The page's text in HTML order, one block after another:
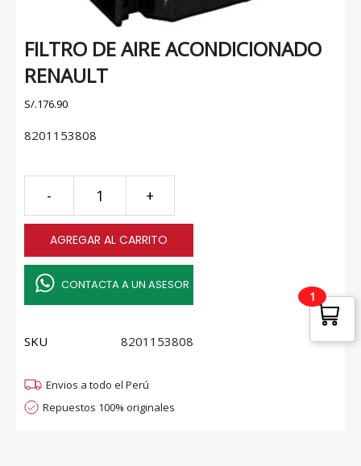
FILTRO DE AIRE ACONDICIONADO
RENAULT
S/.176.90
8201153808
-
AIRE
ACONDICIONADO
RENAULT
quantity
+
AGREGAR AL CARRITO
CONTACTA A UN ASESOR
SKU 8201153808
Envios a todo el Perú
Repuestos 100% originales
1